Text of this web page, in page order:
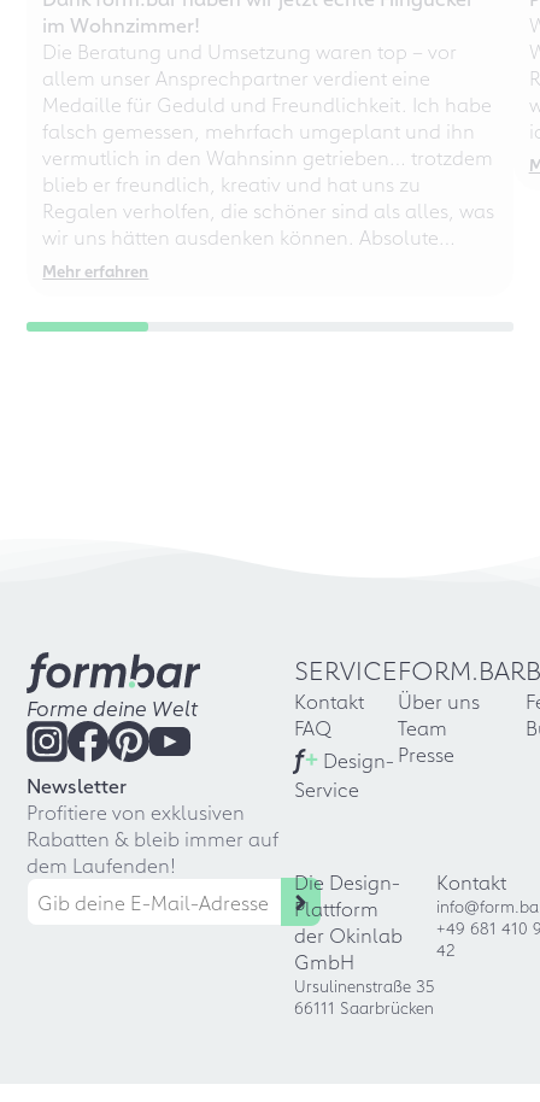
im Wohnzimmer!
Die Beratung und Umsetzung waren top – vor
allem unser Ansprechpartner verdient eine
Medaille für Geduld und Freundlichkeit. Ich habe
falsch gemessen, mehrfach umgeplant und ihn
vermutlich in den Wahnsinn getrieben… trotzdem
blieb er freundlich, kreativ und hat uns zu
Regalen verholfen, die schöner sind als alles, was
wir uns hätten ausdenken können. Absolute
Empfehlung – auch für chaotische
Mehr erfahren
Forme deine Welt
Newsletter
Profitiere von exklusiven
Rabatten & bleib immer auf
dem Laufenden!
SERVICE
Kontakt
FAQ
f+ Design-
Service
FORM.BAR
Über uns
Team
Presse
Die Design-
Plattform
der Okinlab
GmbH
Ursulinenstraße 35
66111 Saarbrücken
Kontakt
+49 681 410
42